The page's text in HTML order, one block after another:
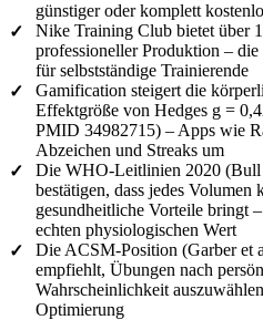
günstiger oder komplett
✓
Nike Training Club bietet über
professioneller Produktion –
für selbstständige Trainierende
✓
Gamification steigert die
Effektgröße von Hedges g =
PMID 34982715) – Apps wie
Abzeichen und Streaks um
✓
Die WHO-Leitlinien 2020
bestätigen, dass jedes
gesundheitliche Vorteile bringt
echten physiologischen Wert
✓
Die ACSM-Position (Garber et
empfiehlt, Übungen nach
Wahrscheinlichkeit
Optimierung